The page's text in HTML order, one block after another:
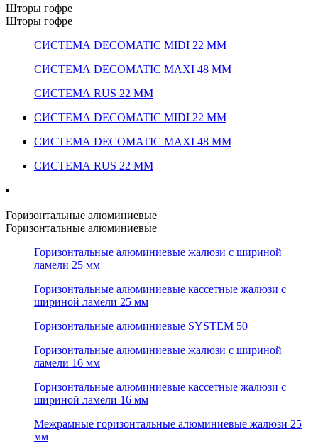
Шторы гофре
Шторы гофре
СИСТЕМА DECOMATIC MIDI 22 ММ
СИСТЕМА DECOMATIC MAXI 48 ММ
СИСТЕМА RUS 22 ММ
СИСТЕМА DECOMATIC MIDI 22 ММ
СИСТЕМА DECOMATIC MAXI 48 ММ
СИСТЕМА RUS 22 ММ
Горизонтальные алюминиевые
Горизонтальные алюминиевые
Горизонтальные алюминиевые жалюзи с шириной
ламели 25 мм
Горизонтальные алюминиевые кассетные жалюзи с
шириной ламели 25 мм
Горизонтальные алюминиевые SYSTEM 50
Горизонтальные алюминиевые жалюзи с шириной
ламели 16 мм
Горизонтальные алюминиевые кассетные жалюзи с
шириной ламели 16 мм
Межрамные горизонтальные алюминиевые жалюзи 25
мм